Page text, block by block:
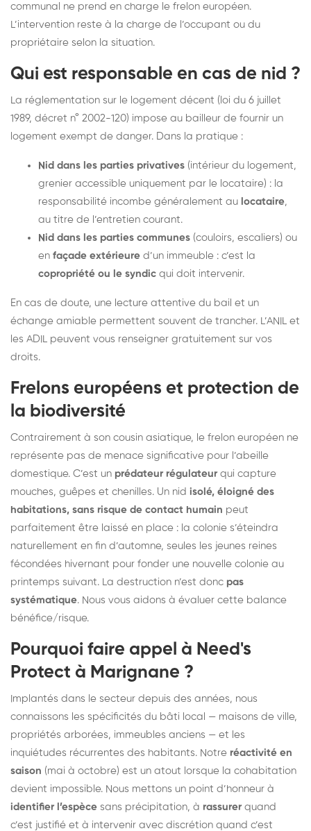
communal ne prend en charge le frelon européen.
L’intervention reste à la charge de l’occupant ou du
propriétaire selon la situation.
Qui est responsable en cas de nid ?
La réglementation sur le logement décent (loi du 6 juillet
1989, décret n° 2002-120) impose au bailleur de fournir un
logement exempt de danger. Dans la pratique :
Nid dans les parties privatives (intérieur du logement,
grenier accessible uniquement par le locataire) : la
responsabilité incombe généralement au locataire,
au titre de l’entretien courant.
Nid dans les parties communes (couloirs, escaliers) ou
en façade extérieure d’un immeuble : c’est la
copropriété ou le syndic qui doit intervenir.
En cas de doute, une lecture attentive du bail et un
échange amiable permettent souvent de trancher. L’ANIL et
les ADIL peuvent vous renseigner gratuitement sur vos
droits.
Frelons européens et protection de
la biodiversité
Contrairement à son cousin asiatique, le frelon européen ne
représente pas de menace significative pour l’abeille
domestique. C’est un prédateur régulateur qui capture
mouches, guêpes et chenilles. Un nid isolé, éloigné des
habitations, sans risque de contact humain peut
parfaitement être laissé en place : la colonie s’éteindra
naturellement en fin d’automne, seules les jeunes reines
fécondées hivernant pour fonder une nouvelle colonie au
printemps suivant. La destruction n’est donc pas
systématique. Nous vous aidons à évaluer cette balance
bénéfice/risque.
Pourquoi faire appel à Need's
Protect à Marignane ?
Implantés dans le secteur depuis des années, nous
connaissons les spécificités du bâti local — maisons de ville,
propriétés arborées, immeubles anciens — et les
inquiétudes récurrentes des habitants. Notre réactivité en
saison (mai à octobre) est un atout lorsque la cohabitation
devient impossible. Nous mettons un point d’honneur à
identifier l’espèce sans précipitation, à rassurer quand
c’est justifié et à intervenir avec discrétion quand c’est